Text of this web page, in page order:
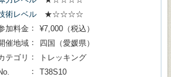
術レベル
★☆☆☆☆
加料金
¥7,000（税込）
催地域
四国（愛媛県）
テゴリ
トレッキング
T38S10